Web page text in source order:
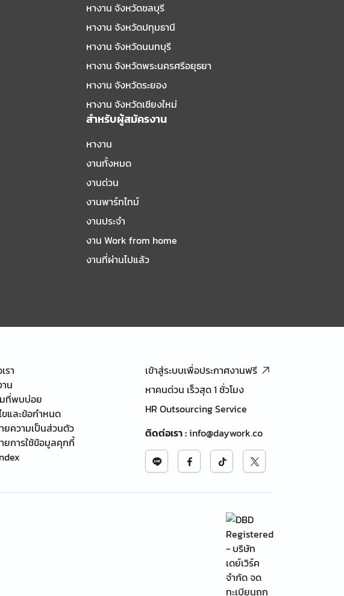
หางาน จังหวัดชลบุรี
หางาน จังหวัดปทุมธานี
หางาน จังหวัดนนทบุรี
หางาน จังหวัดพระนครศรีอยุธยา
หางาน จังหวัดระยอง
หางาน จังหวัดเชียงใหม่
สำหรับผู้สมัครงาน
หางาน
งานทั้งหมด
งานด่วน
งานพาร์ทไทม์
งานประจำ
งาน Work from home
งานที่ผ่านไปแล้ว
รา
าน
ที่พบบ่อย
ขและข้อกำหนด
ยความเป็นส่วนตัว
ยการใช้ข้อมูลคุกกี้
เข้าสู่ระบบเพื่อประกาศงานฟรี
หาคนด่วน เร็วสุด 1 ชั่วโมง
HR Outsourcing Service
ติดต่อเรา:info@daywork.co